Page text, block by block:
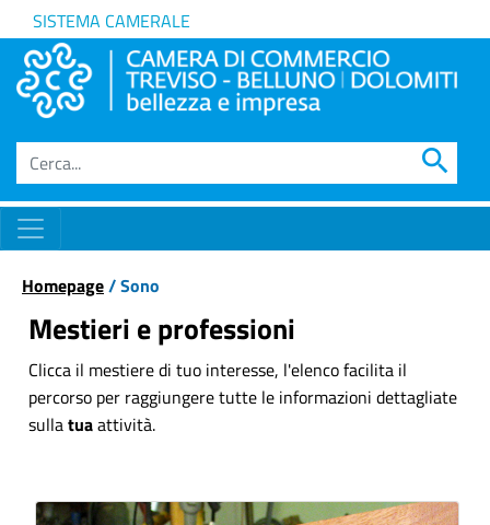
SISTEMA CAMERALE
search
Homepage/ Sono
Mestieri e professioni
Clicca il mestiere di tuo interesse, l'elenco facilita il
percorso per raggiungere tutte le informazioni dettagliate
sullatuaattività.